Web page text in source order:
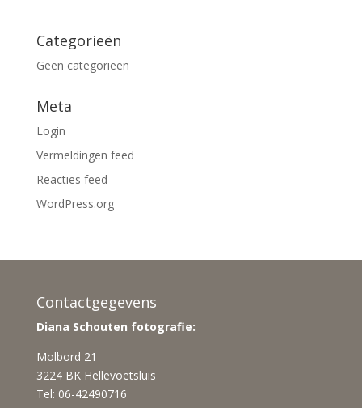
Categorieën
Geen categorieën
Meta
Login
Vermeldingen feed
Reacties feed
WordPress.org
Contactgegevens
Diana Schouten fotografie:
Molbord 21
3224 BK Hellevoetsluis
Tel: 06-42490716